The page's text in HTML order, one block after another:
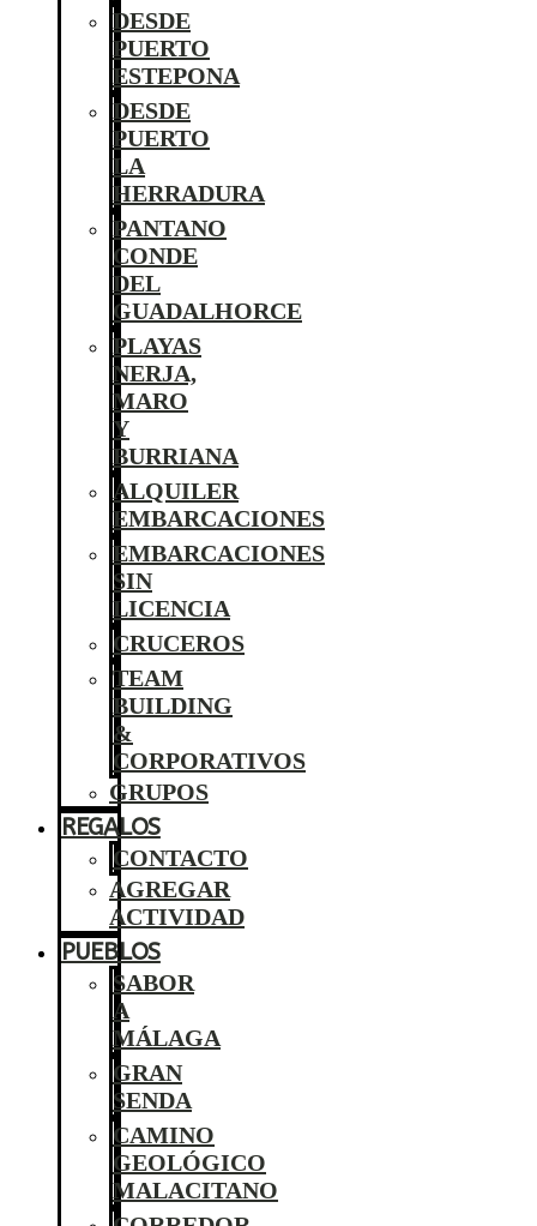
DESDE
PUERTO
ESTEPONA
DESDE
PUERTO
LA
HERRADURA
PANTANO
CONDE
DEL
GUADALHORCE
PLAYAS
NERJA,
MARO
Y
BURRIANA
ALQUILER
EMBARCACIONES
EMBARCACIONES
SIN
LICENCIA
CRUCEROS
TEAM
BUILDING
&
CORPORATIVOS
GRUPOS
REGALOS
CONTACTO
AGREGAR
ACTIVIDAD
PUEBLOS
SABOR
A
MÁLAGA
GRAN
SENDA
CAMINO
GEOLÓGICO
MALACITANO